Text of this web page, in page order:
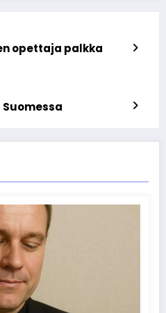
opettaja palkka